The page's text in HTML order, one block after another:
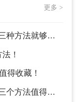
后的PDF
虚拟打印机来
更多 >
法就够了！
！
得收藏！
法值得收藏！